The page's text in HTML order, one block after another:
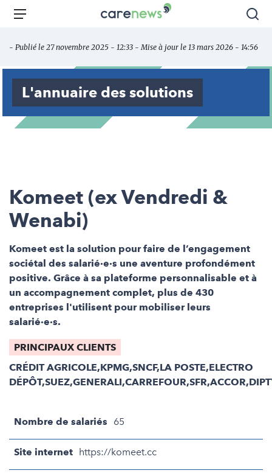
Aller
principal
Carenews,
des
acteurs
l'engagement
Menu
- Publié le 27 novembre 2025 - 12:33 - Mise à jour le 13 mars 2026 - 14:56
L'annuaire des solutions
Komeet (ex Vendredi &
Wenabi)
Komeet est la solution pour faire de l’engagement
sociétal des salarié·e·s une aventure profondément
positive. Grâce à sa plateforme personnalisable et à
un accompagnement complet, plus de 430
entreprises l'utilisent pour mobiliser leurs
salarié·e·s.
PRINCIPAUX CLIENTS
CRÉDIT AGRICOLE,KPMG,SNCF,LA POSTE,ELECTRO
Nombre de salariés 65
Site internet https://komeet.cc